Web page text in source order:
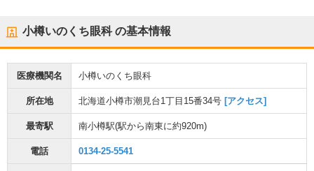
小樽いのくち眼科の基本情報
医療機関名 小樽いのくち眼科
所在地 北海道小樽市潮見台1丁目15番34号 [アクセス]
最寄駅 南小樽駅(駅から南東に約920m)
電話 0134-25-5541